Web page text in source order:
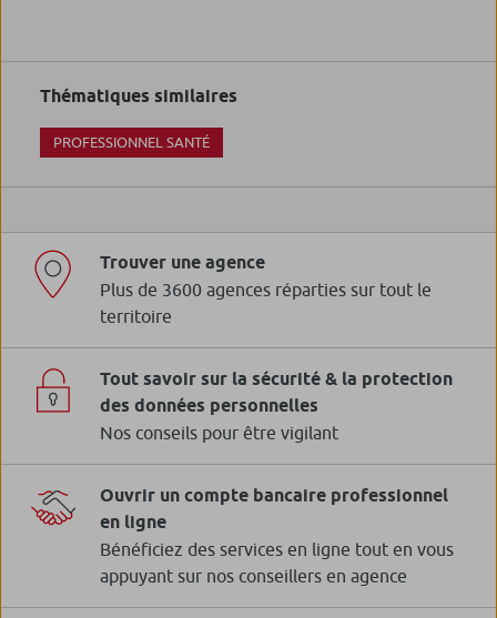
Thématiques similaires
PROFESSIONNEL SANTÉ
Trouver une agence
Plus de 3600 agences réparties sur tout le
territoire
Tout savoir sur la sécurité & la protection
des données personnelles
Nos conseils pour être vigilant
Ouvrir un compte bancaire professionnel
en ligne
Bénéficiez des services en ligne tout en vous
appuyant sur nos conseillers en agence